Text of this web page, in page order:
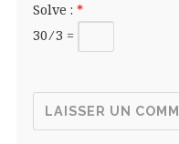
Solve : *
30 ⁄ 3 =